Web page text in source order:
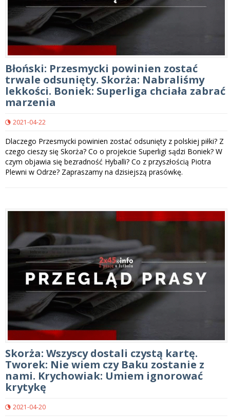
Błoński: Przesmycki powinien zostać
trwale odsunięty. Skorża: Nabraliśmy
lekkości. Boniek: Superliga chciała zabrać
marzenia
2021-04-22
Dlaczego Przesmycki powinien zostać odsunięty z polskiej piłki? Z
czego cieszy się Skorża? Co o projekcie Superligi sądzi Boniek? W
czym objawia się bezradność Hyballi? Co z przyszłością Piotra
Plewni w Odrze? Zapraszamy na dzisiejszą prasówkę.
Skorża: Wszyscy dostali czystą kartę.
Tworek: Nie wiem czy Baku zostanie z
nami. Krychowiak: Umiem ignorować
krytykę
2021-04-20